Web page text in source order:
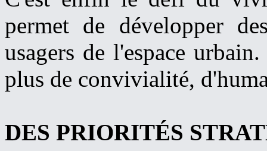
permet de développer
usagers de l'espace
plus de convivialité,
DES PRIORITÉS